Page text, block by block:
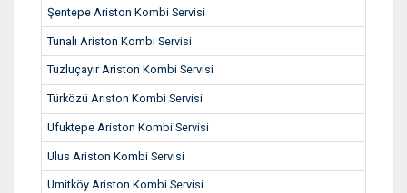
Şentepe Ariston Kombi Servisi
Tunalı Ariston Kombi Servisi
Tuzluçayır Ariston Kombi Servisi
Türközü Ariston Kombi Servisi
Ufuktepe Ariston Kombi Servisi
Ulus Ariston Kombi Servisi
Ümitköy Ariston Kombi Servisi